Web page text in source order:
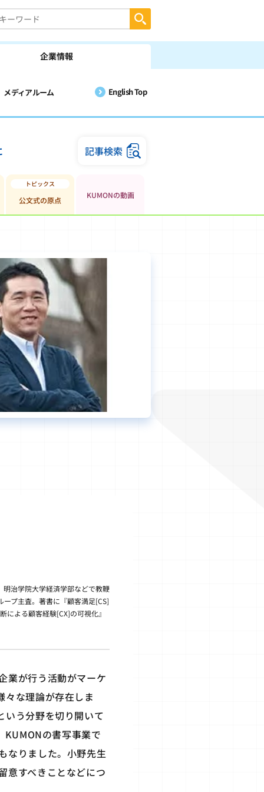
企業情報
メディアルーム English Top
記事検索
公文式の原点
KUMONの動画
治学院大学経済学部などで教鞭
プ主査。著書に『顧客満足[CS]
よる顧客経験[CX]の可視化』
業が行う活動がマーケ
々な理論が存在しま
いう分野を切り開いて
KUMONの書写事業で
なりました。小野先生
意すべきことなどにつ